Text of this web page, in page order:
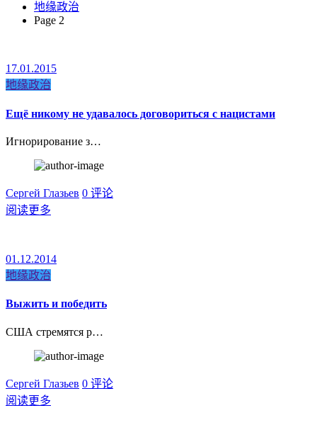
地缘政治
Page 2
17.01.2015
地缘政治
Ещё никому не удавалось договориться с нацистами
Игнорирование з…
Сергей Глазьев 0 评论
阅读更多
01.12.2014
地缘政治
Выжить и победить
США стремятся р…
Сергей Глазьев 0 评论
阅读更多